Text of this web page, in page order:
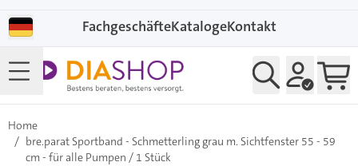
FachgeschäfteKatalogeKontakt
Home
/ bre.parat Sportband - Schmetterling grau m. Sichtfenster 55 - 59
cm - für alle Pumpen / 1 Stück